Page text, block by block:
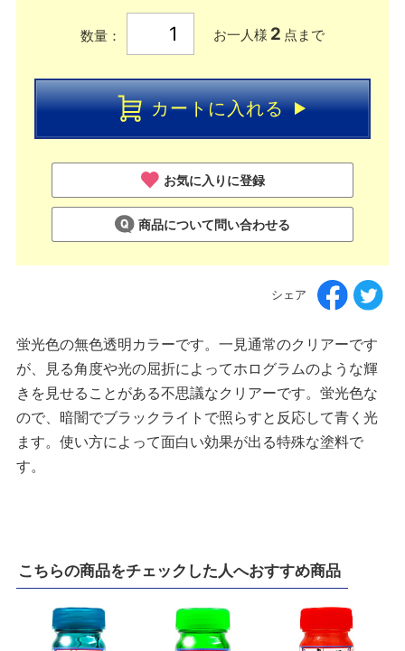
数量： お一人様 2 点まで
カートに入れる
お気に入りに登録
商品について問い合わせる
シェア
蛍光色の無色透明カラーです。一見通常のクリアーです
が、見る角度や光の屈折によってホログラムのような輝
きを見せることがある不思議なクリアーです。蛍光色な
ので、暗闇でブラックライトで照らすと反応して青く光
ます。使い方によって面白い効果が出る特殊な塗料で
す。
こちらの商品をチェックした人へおすすめ商品